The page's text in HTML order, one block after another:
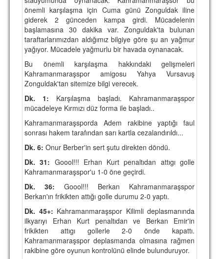
TARİHÇE
TARİHİ BAŞARILAR
BASINDAN
ESKi BAŞKANLAR
ESKİ HOCALAR
MİSYON
HAKKIMIZDA
İRTİBAT
SİTE İSTATİSTİKLERİ
REKLAM YAYINI
önemli karşılaşma için Cuma günü Zonguldak iline
giderek 2 günceden kampa girdi. Mücadelenin
başlamasına 30 dakika var. Zonguldak'ta bulunan
taraftarlarımızdan aldığımız bilgiye göre şu an yağmur
yağıyor. Mücadele yağmurlu bir havada oynanacak.
Bu önemli karşılaşma hakkındaki gelişmeleri
Kahramanmaraşspor amigosu Yahya Vursavuş
Zonguldak'tan sitemize bilgi verecek.
Dk. 1: Karşılaşma başladı. Kahramanmaraşspor
mücadeleye Kırmızı düz forma ile başladı..
Kahramanmaraşsporda Adem rakibine yaptığı faul
sonrası hakem tarafından sarı kartla cezalandırıldı...
Dk. 6: Onur Berber'in sert şutu direkten döndü.
Dk. 31: Goool!!! Erhan Kurt penaltıdan attıgı golle
Kahramanmaraşspor'u 1-0 öne geçirdi.
Dk. 36: Goool!!! Berkan Kahramanmaraşspor
Berkan'ın frikikten attığı golle durumu 2-0 yaptı.
Dk. 45+: Kahramanmaraşspor Kilimli deplasmanında
ilkyarıyı Erhan Kurt penaltıdan ve Berkan Emir'in
frikikten attıgı gollerle 2-0 önde kapattı.
Kahramanmaraşspor deplasmanda olmasına rağmen
rakibine göre oyunun kontrolünü elinde bulunduruyor.